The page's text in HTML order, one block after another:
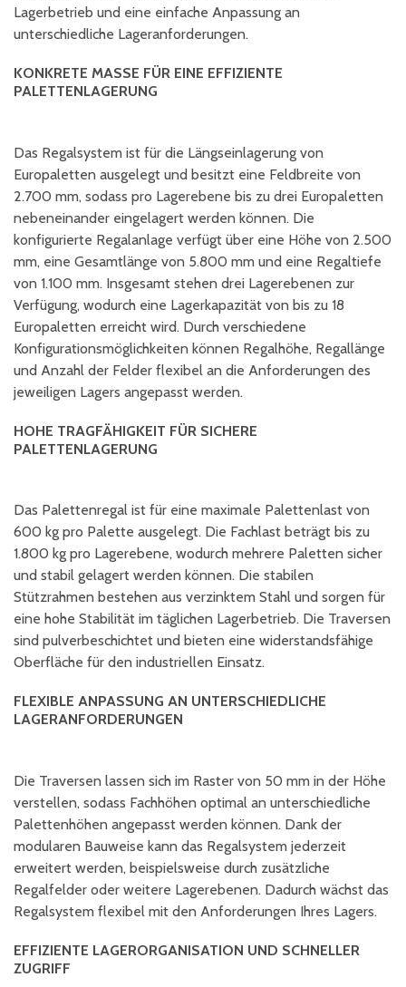
Lagerbetrieb und eine einfache Anpassung an
unterschiedliche Lageranforderungen.
KONKRETE MASSE FÜR EINE EFFIZIENTE P
ALETTENLAGERUNG
Das Regalsystem ist für die Längseinlagerung von
Europaletten ausgelegt und besitzt eine Feldbreite von
2.700 mm, sodass pro Lagerebene bis zu drei Europaletten
nebeneinander eingelagert werden können. Die
konfigurierte Regalanlage verfügt über eine Höhe von 2.500
mm, eine Gesamtlänge von 5.800 mm und eine Regaltiefe
von 1.100 mm. Insgesamt stehen drei Lagerebenen zur
Verfügung, wodurch eine Lagerkapazität von bis zu 18
Europaletten erreicht wird. Durch verschiedene
Konfigurationsmöglichkeiten können Regalhöhe, Regallänge
und Anzahl der Felder flexibel an die Anforderungen des
jeweiligen Lagers angepasst werden.
HOHE TRAGFÄHIGKEIT FÜR SICHERE
PALETTENLAGERUNG
Das Palettenregal ist für eine maximale Palettenlast von
600 kg pro Palette ausgelegt. Die Fachlast beträgt bis zu
1.800 kg pro Lagerebene, wodurch mehrere Paletten sicher
und stabil gelagert werden können. Die stabilen
Stützrahmen bestehen aus verzinktem Stahl und sorgen für
eine hohe Stabilität im täglichen Lagerbetrieb. Die Traversen
sind pulverbeschichtet und bieten eine widerstandsfähige
Oberfläche für den industriellen Einsatz.
FLEXIBLE ANPASSUNG AN UNTERSCHIEDLICHE
LAGERANFORDERUNGEN
Die Traversen lassen sich im Raster von 50 mm in der Höhe
verstellen, sodass Fachhöhen optimal an unterschiedliche
Palettenhöhen angepasst werden können. Dank der
modularen Bauweise kann das Regalsystem jederzeit
erweitert werden, beispielsweise durch zusätzliche
Regalfelder oder weitere Lagerebenen. Dadurch wächst das
Regalsystem flexibel mit den Anforderungen Ihres Lagers.
EFFIZIENTE LAGERORGANISATION UND SCHNELLER
ZUGRIFF